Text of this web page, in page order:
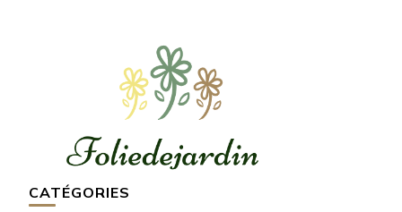
CATÉGORIES